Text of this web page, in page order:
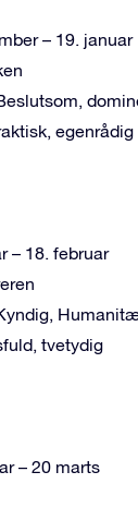
– 19. januar
egenrådig
– 18. februar
tvetydig
– 20 marts